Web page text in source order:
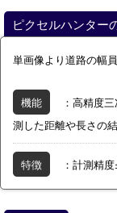
ピクセルハンター
単画像より道路の幅
機能
：高精度
測した距離や長さの
特徴 ：計測精